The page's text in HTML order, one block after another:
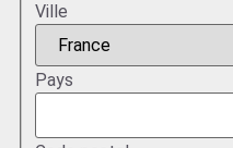
Ville
Pays